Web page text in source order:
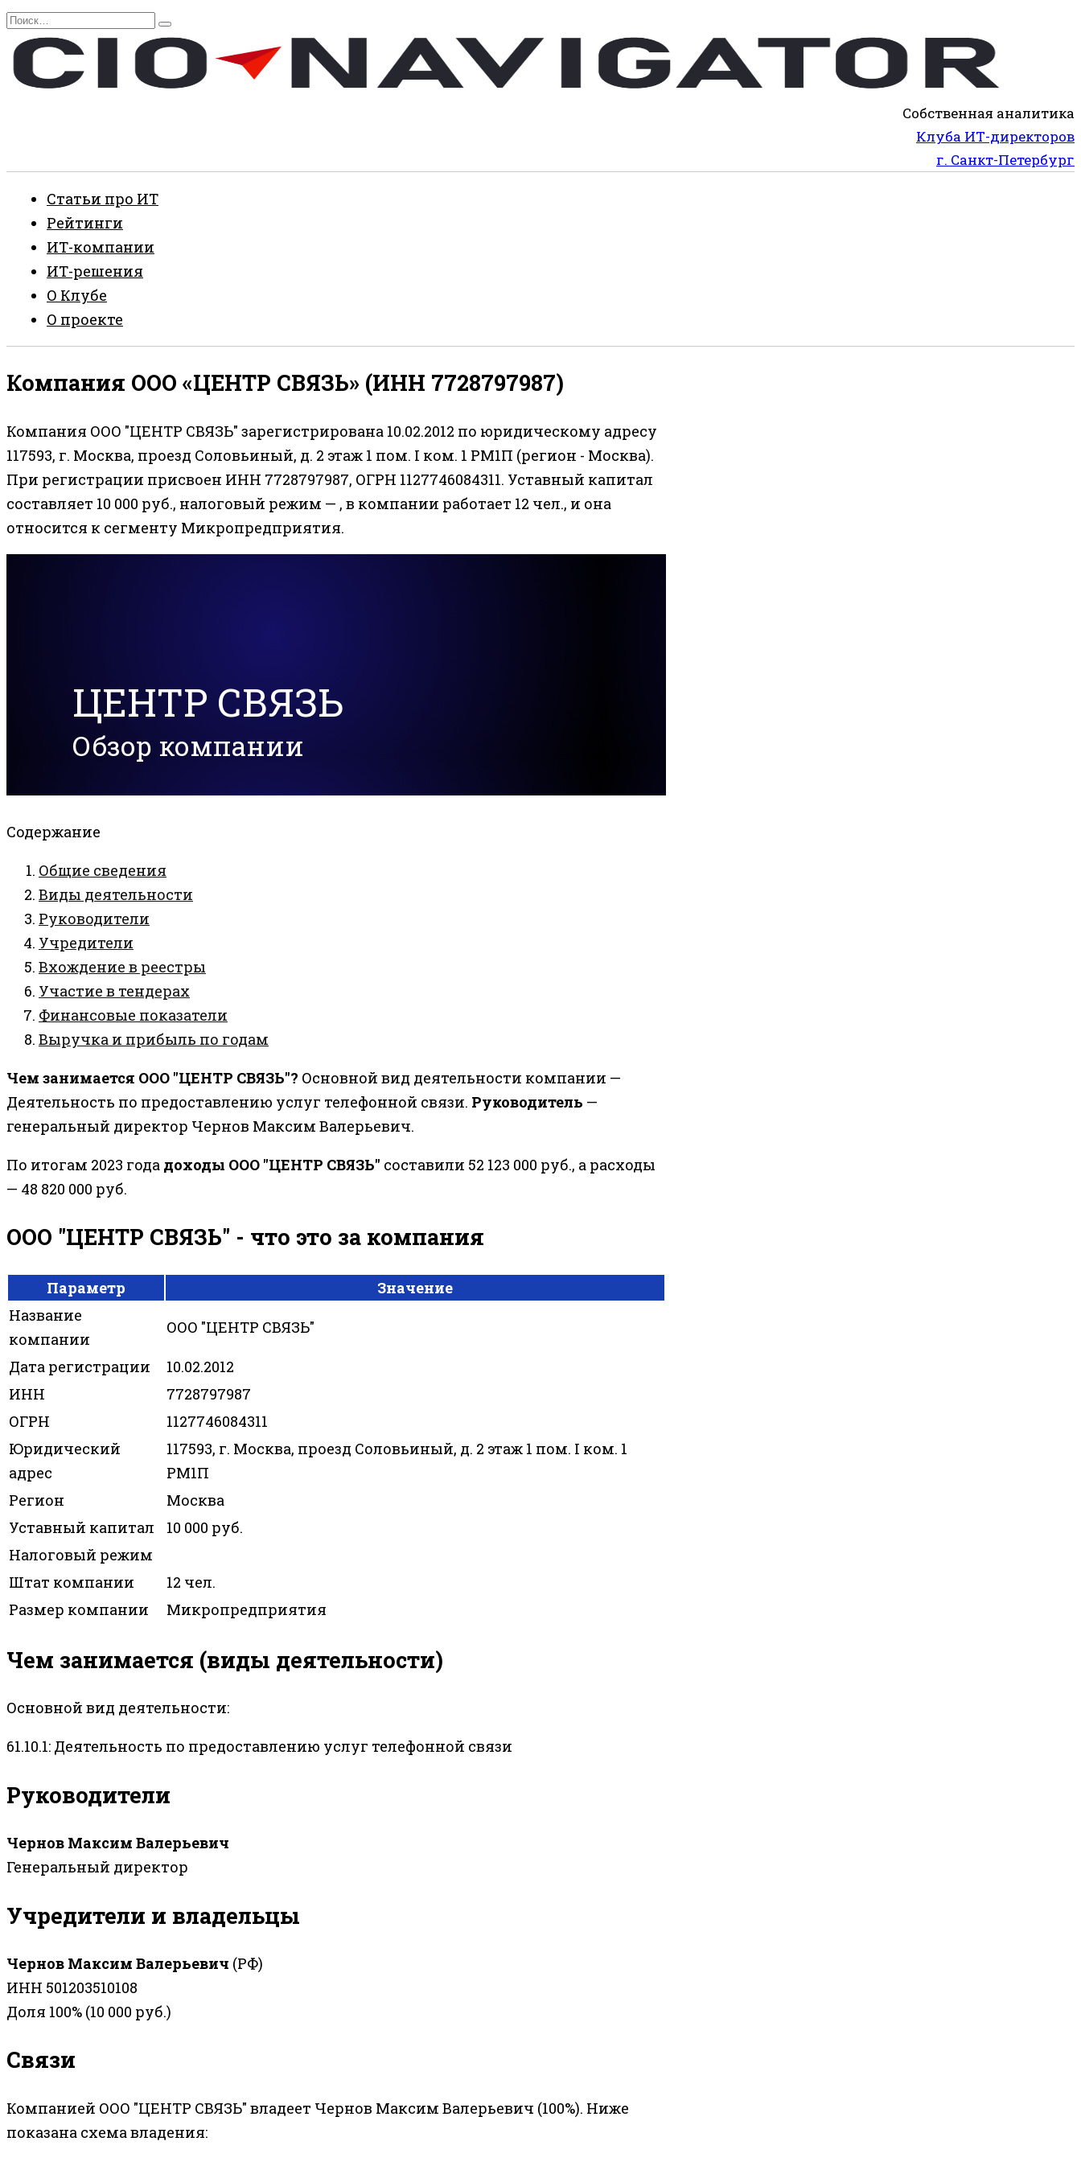
Перейти
содержанию
Search
for:
Собственная аналитика
Клуба ИТ-директоров
г. Санкт-Петербург
Статьи про ИТ
Рейтинги
ИТ-компании
ИТ-решения
О Клубе
О проекте
Компания ООО «ЦЕНТР СВЯЗЬ» (ИНН 7728797987)
Компания ООО "ЦЕНТР СВЯЗЬ" зарегистрирована 10.02.2012 по юридическому адресу
117593, г. Москва, проезд Соловьиный, д. 2 этаж 1 пом. I ком. 1 РМ1П (регион - Москва).
При регистрации присвоен ИНН 7728797987, ОГРН 1127746084311. Уставный капитал
составляет 10 000 руб., налоговый режим — , в компании работает 12 чел., и она
относится к сегменту Микропредприятия.
ЦЕНТР СВЯЗЬ
Обзор компании
Содержание
Общие сведения
Виды деятельности
Руководители
Учредители
Вхождение в реестры
Участие в тендерах
Финансовые показатели
Выручка и прибыль по годам
Чем занимается ООО "ЦЕНТР СВЯЗЬ"? Основной вид деятельности компании —
Деятельность по предоставлению услуг телефонной связи. Руководитель —
генеральный директор Чернов Максим Валерьевич.
По итогам 2023 года доходы ООО "ЦЕНТР СВЯЗЬ" составили 52 123 000 руб., а расходы
— 48 820 000 руб.
ООО "ЦЕНТР СВЯЗЬ" - что это за компания
Параметр
Значение
Название
компании
ООО "ЦЕНТР СВЯЗЬ"
Дата регистрации
10.02.2012
ИНН
7728797987
ОГРН
1127746084311
Юридический
адрес
117593, г. Москва, проезд Соловьиный, д. 2 этаж 1 пом. I ком. 1
РМ1П
Регион
Москва
Уставный капитал
10 000 руб.
Налоговый режим
Штат компании
12 чел.
Размер компании
Микропредприятия
Чем занимается (виды деятельности)
Основной вид деятельности:
61.10.1: Деятельность по предоставлению услуг телефонной связи
Руководители
Чернов Максим Валерьевич
Генеральный директор
Учредители и владельцы
Чернов Максим Валерьевич (РФ)
ИНН 501203510108
Доля 100% (10 000 руб.)
Связи
Компанией ООО "ЦЕНТР СВЯЗЬ" владеет Чернов Максим Валерьевич (100%). Ниже
показана схема владения: